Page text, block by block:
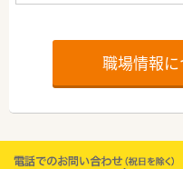
職場情報